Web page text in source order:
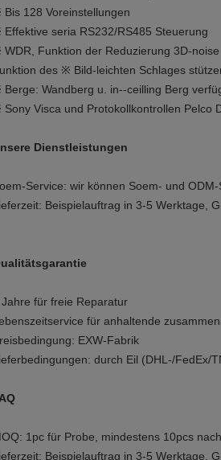
Bis 128 Voreinstellungen
Effektive seria RS232/RS485 Steuerung
WDR, Funktion der Reduzierung 3D-noise
des ※ Bild-leichten Schlages
Berge: Wandberg u. in--ceilling Berg
Sony Visca und Protokollkontrollen Pelco
Dienstleistungen
Service: wir können Soem- und
Beispielauftrag in 3-5 Werktage,
Jahre für freie Reparatur
für anhaltende
EXW-Fabrik
durch Eil (DHL-/FedEx/
1pc für Probe, mindestens 10pcs
Beispielauftrag in 3-5 Werktage,